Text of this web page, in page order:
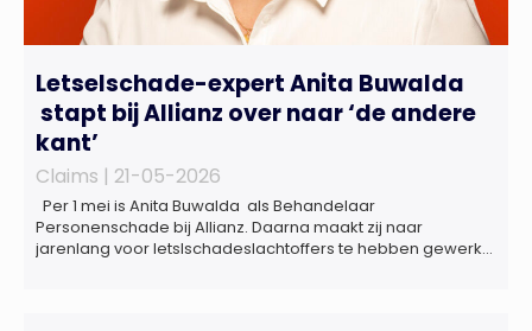
Letselschade-expert Anita Buwalda
stapt bij Allianz over naar ‘de andere
kant’
Claims | 21-05-2026
Per 1 mei is Anita Buwalda als Behandelaar
Personenschade bij Allianz. Daarna maakt zij naar
jarenlang voor letslschadeslachtoffers te hebben gewerkt